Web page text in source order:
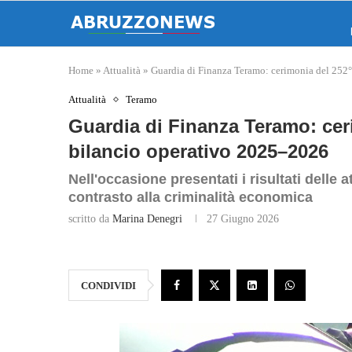
Home » Attualità » Guardia di Finanza Teramo: cerimonia del
Attualità Teramo
Guardia di Finanza Teramo:
bilancio operativo 2025–2026
Nell'occasione presentati i risultati delle
contrasto alla criminalità economica
scritto da Marina Denegri 27 Giugno 2026
CONDIVIDI